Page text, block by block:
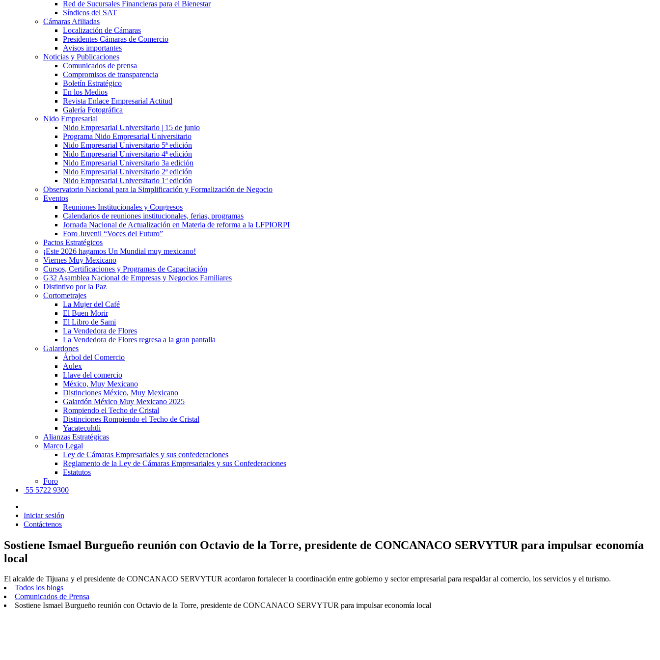
Red de Sucursales Financieras para el Bienestar
Síndicos del SAT
Cámaras Afiliadas
Localización de Cámaras
Presidentes Cámaras de Comercio
Avisos importantes
Noticias y Publicaciones
Comunicados de prensa
Compromisos de transparencia
Boletín Estratégico
En los Medios
Revista Enlace Empresarial Actitud
Galería Fotográfica
Nido Empresarial
Nido Empresarial Universitario | 15 de junio
Programa Nido Empresarial Universitario
Nido Empresarial Universitario 5ª edición
Nido Empresarial Universitario 4ª edición
Nido Empresarial Universitario 3a edición
Nido Empresarial Universitario 2ª edición
Nido Empresarial Universitario 1ª edición
Observatorio Nacional para la Simplificación y Formalización de Negocio
Eventos
Reuniones Institucionales y Congresos
Calendarios de reuniones institucionales, ferias, programas
Jornada Nacional de Actualización en Materia de reforma a la LFPIORPI
Foro Juvenil “Voces del Futuro”
Pactos Estratégicos
¡Este 2026 hagamos Un Mundial muy mexicano!
Viernes Muy Mexicano
Cursos, Certificaciones y Programas de Capacitación
G32 Asamblea Nacional de Empresas y Negocios Familiares
Distintivo por la Paz
Cortometrajes
La Mujer del Café
El Buen Morir
El Libro de Sami
La Vendedora de Flores
La Vendedora de Flores regresa a la gran pantalla
Galardones
Árbol del Comercio
Aulex
Llave del comercio
México, Muy Mexicano
Distinciones México, Muy Mexicano
Galardón México Muy Mexicano 2025
Rompiendo el Techo de Cristal
Distinciones Rompiendo el Techo de Cristal
Yacatecuhtli
Alianzas Estratégicas
Marco Legal
Ley de Cámaras Empresariales y sus confederaciones
Reglamento de la Ley de Cámaras Empresariales y sus Confederaciones
Estatutos
Foro
55 5722 9300
Iniciar sesión
Contáctenos
Sostiene Ismael Burgueño reunión con Octavio de la Torre, presidente de CONCANACO SERVYTUR para impulsar economía
local
El alcalde de Tijuana y el presidente de CONCANACO SERVYTUR acordaron fortalecer la coordinación entre gobierno y sector empresarial para respaldar al comercio, los servicios y el turismo.
Todos los blogs
Comunicados de Prensa
Sostiene Ismael Burgueño reunión con Octavio de la Torre, presidente de CONCANACO SERVYTUR para impulsar economía local